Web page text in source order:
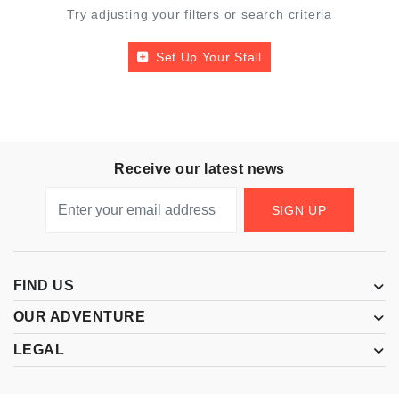
Try adjusting your filters or search criteria
Set Up Your Stall
Receive our latest news
SIGN UP
FIND US
OUR ADVENTURE
LEGAL